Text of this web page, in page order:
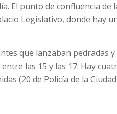
El punto de confluencia de
Legislativo, donde hay
que lanzaban pedradas
las 15 y las 17. Hay
(20 de Policía de la